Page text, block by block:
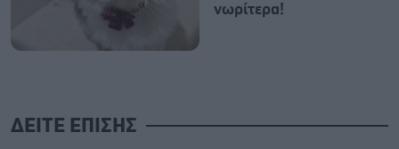
νωρίτερα!
ΔΕΙΤΕ ΕΠΙΣΗΣ